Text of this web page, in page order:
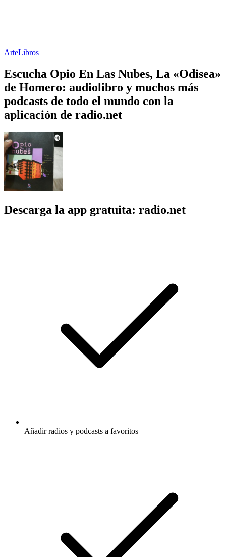
ArteLibros
Escucha Opio En Las Nubes, La «Odisea»
de Homero: audiolibro y muchos más
podcasts de todo el mundo con la
aplicación de radio.net
Descarga la app gratuita: radio.net
Añadir radios y podcasts a favoritos